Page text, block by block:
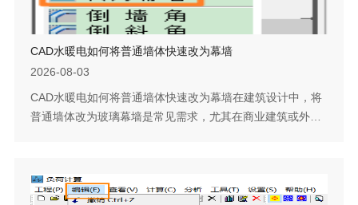
CAD水暖电如何将普通墙体快速改为幕墙
2026-08-03
CAD水暖电如何将普通墙体快速改为幕墙在建筑设计中，将
普通墙体改为玻璃幕墙是常见需求，尤其在商业建筑或外立
墙体并一键转换，保持原有位置和尺寸，大幅提升修改效
率。下面说明具体的操作入口。问题描述：转为幕墙功能是